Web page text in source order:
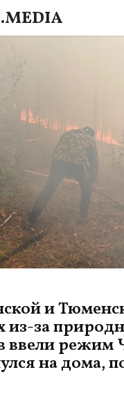
и
из-за
ввели режим
на дома,